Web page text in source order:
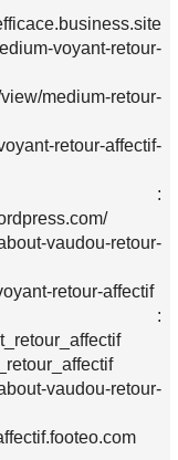
retour-
medium-retour-
retour-affectif-
:
vaudou-retour-
retour-affectif
:
vaudou-retour-